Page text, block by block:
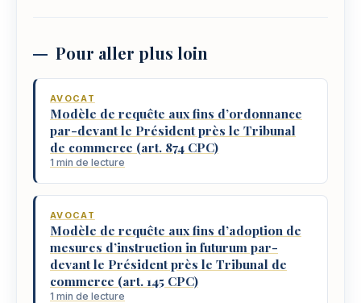
Pour aller plus loin
AVOCAT
Modèle de requête aux fins d’ordonnance
par-devant le Président près le Tribunal
de commerce (art. 874 CPC)
1 min de lecture
AVOCAT
Modèle de requête aux fins d’adoption de
mesures d’instruction in futurum par-
devant le Président près le Tribunal de
commerce (art. 145 CPC)
1 min de lecture